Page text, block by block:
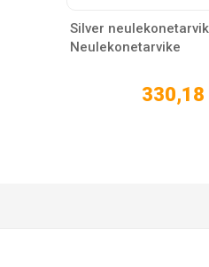
Silver
Neulekonetarvike
330,18